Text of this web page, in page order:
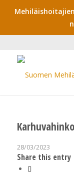
28/03/2023
Share this entry